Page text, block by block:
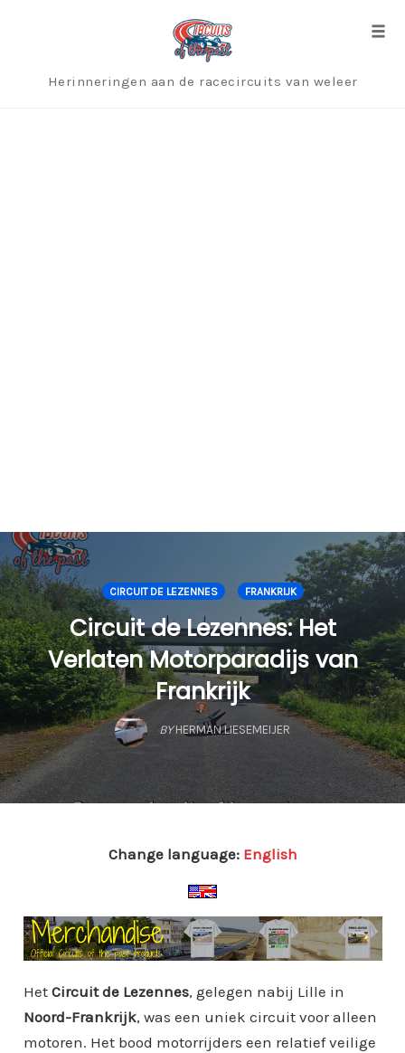
Herinneringen aan de racecircuits van weleer
CIRCUIT DE LEZENNES FRANKRIJK
Circuit de Lezennes: Het
Verlaten Motorparadijs van
Frankrijk
BY HERMAN LIESEMEIJER
Change language: English
Het Circuit de Lezennes, gelegen nabij Lille in
Noord-Frankrijk, was een uniek circuit voor alleen
motoren. Het bood motorrijders een relatief veilige